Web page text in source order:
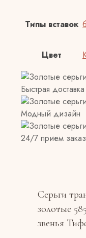
Типы вставок
Цвет
Быстрая доставка
Модный дизайн
24/7 прием
Серьги
золотые
звенья